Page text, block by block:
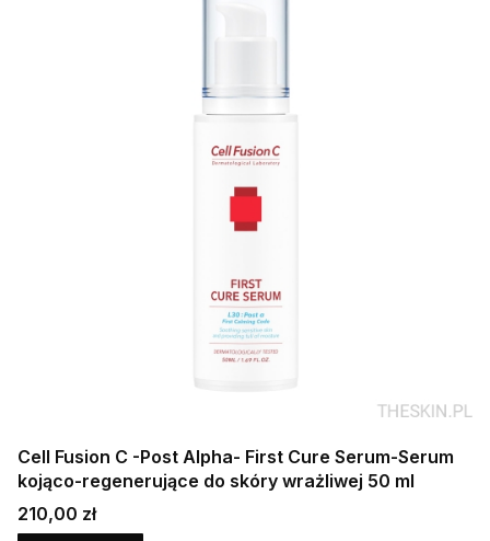
Cell Fusion C -Post Alpha- First Cure Serum-Serum
kojąco-regenerujące do skóry wrażliwej 50 ml
Cena
210,00 zł